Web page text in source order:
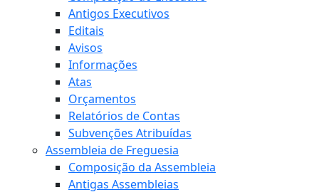
Antigos Executivos
Editais
Avisos
Informações
Atas
Orçamentos
Relatórios de Contas
Subvenções Atribuídas
Assembleia de Freguesia
Composição da Assembleia
Antigas Assembleias